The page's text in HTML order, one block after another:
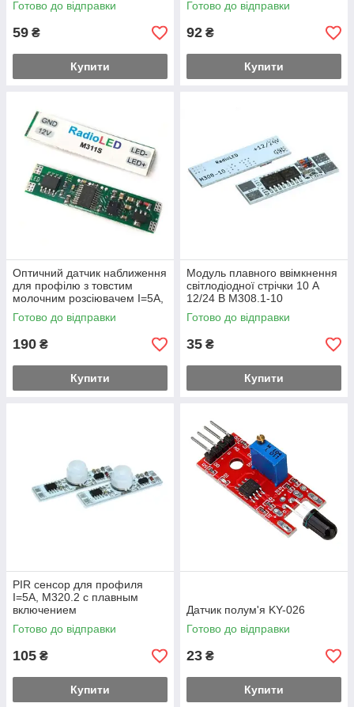
Готово до відправки
59 ₴
Купити
Готово до відправки
92 ₴
Купити
Оптичний датчик наближення
для профілю з товстим
молочним розсіювачем I=5A,
M311S
Готово до відправки
190 ₴
Купити
Модуль плавного ввімкнення
світлодіодної стрічки 10 А
12/24 В M308.1-10
Готово до відправки
35 ₴
Купити
PIR сенсор для профиля
I=5A, M320.2 с плавным
включением
Готово до відправки
105 ₴
Купити
Датчик полум'я KY-026
Готово до відправки
23 ₴
Купити